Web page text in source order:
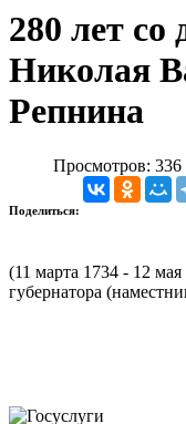
280 лет со
Николая
Репнина
Просмотров: 336
Поделиться:
(11 марта 1734 - 12
губернатора